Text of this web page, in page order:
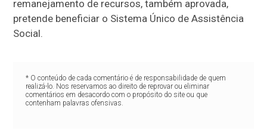
remanejamento de recursos, também aprovada,
pretende beneficiar o Sistema Único de Assistência
Social.
* O conteúdo de cada comentário é de responsabilidade de quem
realizá-lo. Nos reservamos ao direito de reprovar ou eliminar
comentários em desacordo com o propósito do site ou que
contenham palavras ofensivas.